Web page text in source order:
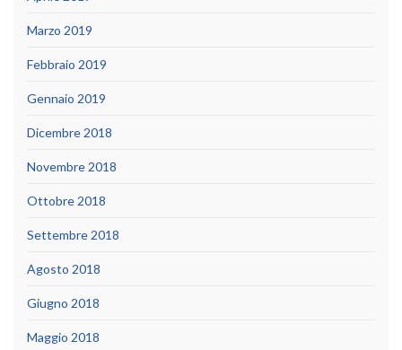
Marzo 2019
Febbraio 2019
Gennaio 2019
Dicembre 2018
Novembre 2018
Ottobre 2018
Settembre 2018
Agosto 2018
Giugno 2018
Maggio 2018